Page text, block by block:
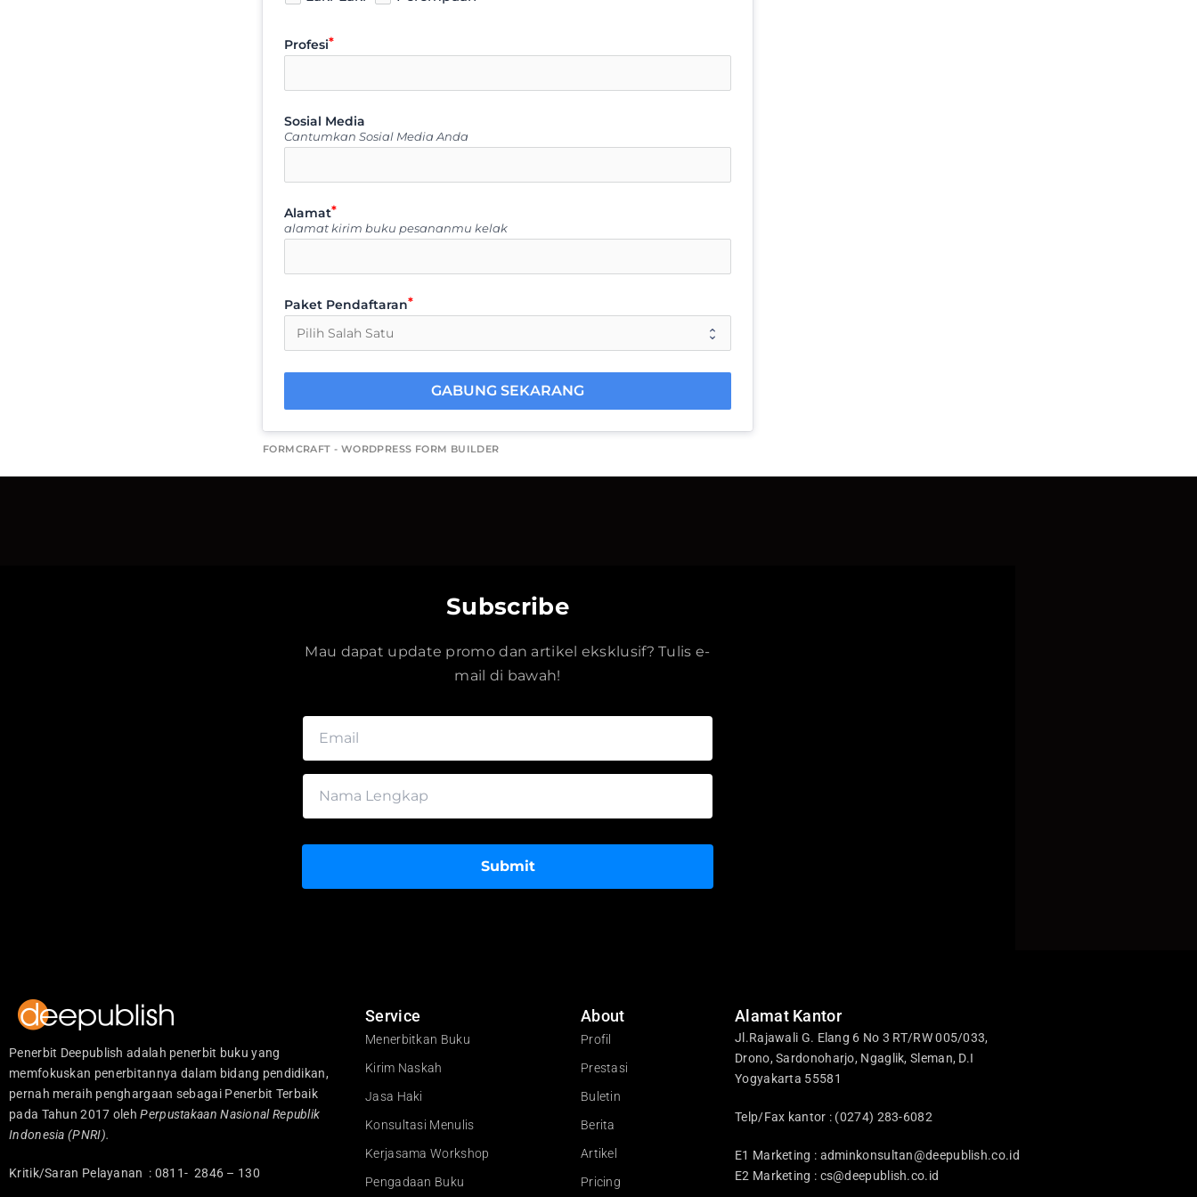
Profesi
Sosial Media
Cantumkan Sosial Media Anda
Alamat
alamat kirim buku pesananmu kelak
Paket Pendaftaran
GABUNG SEKARANG
FORMCRAFT - WORDPRESS FORM BUILDER
Subscribe
Mau dapat update promo dan artikel eksklusif? Tulis e-
mail di bawah!
Submit
Penerbit Deepublish adalah penerbit buku yang
memfokuskan penerbitannya dalam bidang pendidikan,
pernah meraih penghargaan sebagai Penerbit Terbaik
pada Tahun 2017 olehPerpustakaan Nasional Republik
Indonesia (PNRI).
Kritik/Saran Pelayanan : 0811- 2846 – 130
Service
Menerbitkan Buku
Kirim Naskah
Jasa Haki
Konsultasi Menulis
Kerjasama Workshop
Pengadaan Buku
About
Profil
Prestasi
Buletin
Berita
Artikel
Pricing
Alamat Kantor
Jl.Rajawali G. Elang 6 No 3 RT/RW 005/033,
Drono, Sardonoharjo, Ngaglik, Sleman, D.I
Yogyakarta 55581
Telp/Fax kantor : (0274) 283-6082
E1 Marketing : adminkonsultan@deepublish.co.id
E2 Marketing : cs@deepublish.co.id